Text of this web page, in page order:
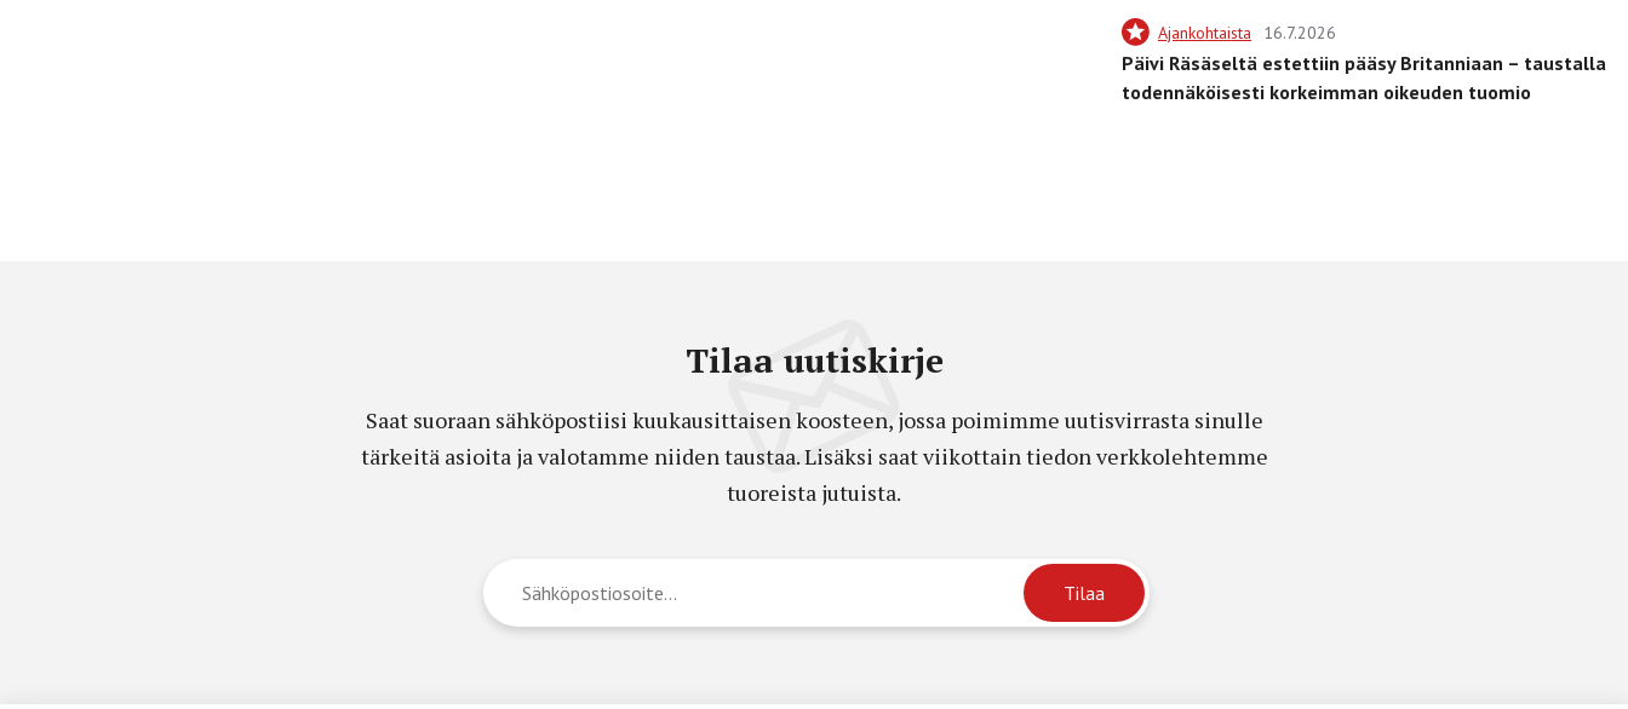
Ajankohtaista 16.7.2026
Päivi Räsäseltä estettiin pääsy Britanniaan – taustalla
todennäköisesti korkeimman oikeuden tuomio
Tilaa uutiskirje
Saat suoraan sähköpostiisi kuukausittaisen koosteen, jossa poimimme uutisvirrasta sinulle
tärkeitä asioita ja valotamme niiden taustaa. Lisäksi saat viikottain tiedon verkkolehtemme
tuoreista jutuista.